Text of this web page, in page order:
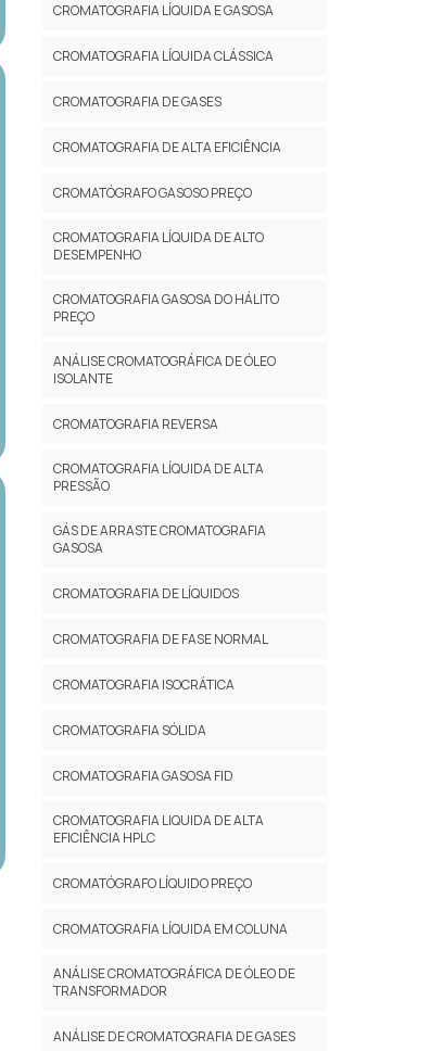
CROMATOGRAFIA LÍQUIDA E GASOSA
CROMATOGRAFIA LÍQUIDA CLÁSSICA
CROMATOGRAFIA DE GASES
CROMATOGRAFIA DE ALTA EFICIÊNCIA
CROMATÓGRAFO GASOSO PREÇO
CROMATOGRAFIA LÍQUIDA DE ALTO
DESEMPENHO
CROMATOGRAFIA GASOSA DO HÁLITO
PREÇO
ANÁLISE CROMATOGRÁFICA DE ÓLEO
ISOLANTE
CROMATOGRAFIA REVERSA
CROMATOGRAFIA LÍQUIDA DE ALTA
PRESSÃO
GÁS DE ARRASTE CROMATOGRAFIA
GASOSA
CROMATOGRAFIA DE LÍQUIDOS
CROMATOGRAFIA DE FASE NORMAL
CROMATOGRAFIA ISOCRÁTICA
CROMATOGRAFIA SÓLIDA
CROMATOGRAFIA GASOSA FID
CROMATOGRAFIA LIQUIDA DE ALTA
EFICIÊNCIA HPLC
CROMATÓGRAFO LÍQUIDO PREÇO
CROMATOGRAFIA LÍQUIDA EM COLUNA
ANÁLISE CROMATOGRÁFICA DE ÓLEO DE
TRANSFORMADOR
ANÁLISE DE CROMATOGRAFIA DE GASES